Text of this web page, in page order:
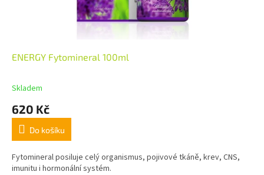
ENERGY Fytomineral 100ml
Skladem
620 Kč
Do košíku
Fytomineral posiluje celý organismus, pojivové tkáně, krev, CNS,
imunitu i hormonální systém.